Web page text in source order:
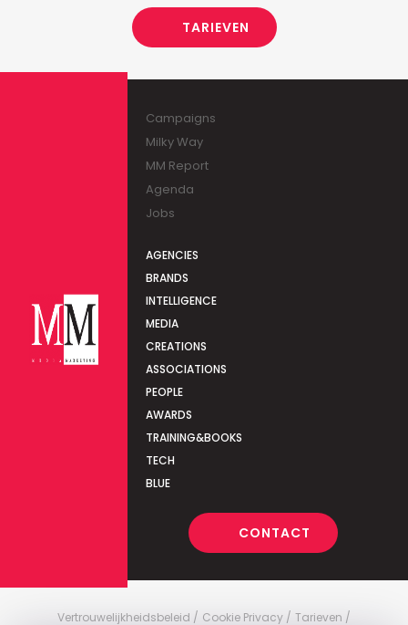
TARIEVEN
Campaigns
Milky Way
MM Report
Agenda
Jobs
AGENCIES
BRANDS
INTELLIGENCE
MEDIA
CREATIONS
ASSOCIATIONS
PEOPLE
AWARDS
TRAINING&BOOKS
TECH
BLUE
CONTACT
Vertrouwelijkheidsbeleid Cookie Privacy Tarieven